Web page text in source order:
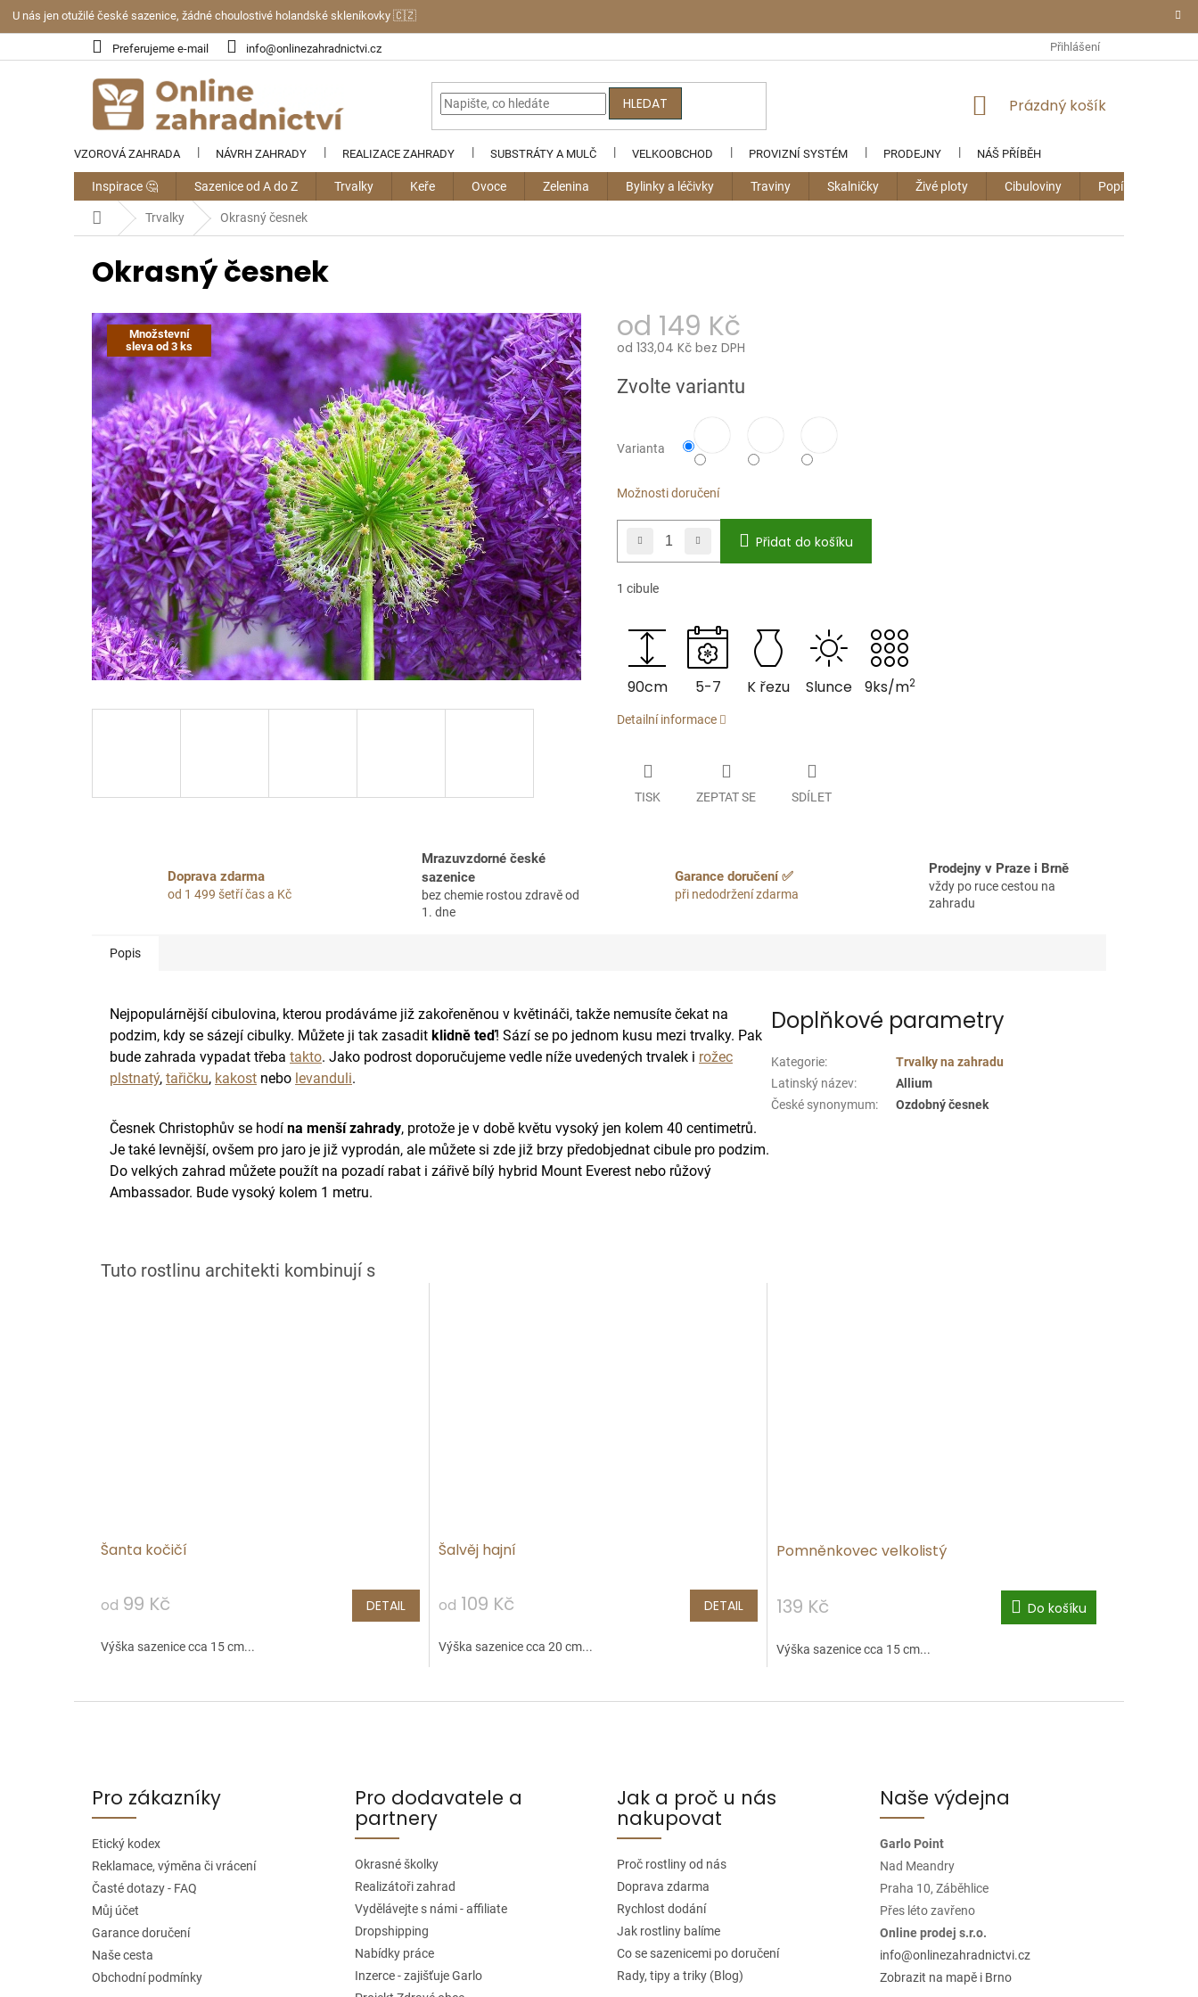
U nás jen otužilé české sazenice, žádné choulostivé holandské skleníkovky 🇨🇿
Preferujeme e-mail info@onlinezahradnictvi.cz
VZOROVÁ ZAHRADA NÁVRH ZAHRADY REALIZACE ZAHRADY SUBSTRÁTY A MULČ VELKOOBCHOD PROVIZNÍ SYSTÉM PRODEJNY NÁŠ PŘÍBĚH
Přihlášení
HLEDAT
NÁKUPNÍ
Prázdný košík
Inspirace 🤔 Sazenice od A do Z Trvalky Keře Ovoce Zelenina Bylinky a léčivky Traviny Skalničky Živé ploty Cibuloviny Popínavky
Domů Trvalky Okrasný česnek
Okrasný česnek
Množstevní
sleva od 3 ks
od 149 Kč
od 133,04 Kč bez DPH
cena:
Zvolte variantu
Varianta
Možnosti doručení
Přidat do košíku
1 cibule
90cm 5-7 K řezu Slunce 9ks/m2
Detailní informace
TISK ZEPTAT SE SDÍLET
Doprava zdarma
od 1 499 šetří čas a Kč
Mrazuvzdorné české
sazenice
bez chemie rostou zdravě od
1. dne
Garance doručení ✅
při nedodržení zdarma
Prodejny v Praze i Brně
vždy po ruce cestou na
zahradu
Popis
Nejpopulárnější cibulovina, kterou prodáváme již zakořeněnou v květináči, takže nemusíte čekat na
podzim, kdy se sázejí cibulky. Můžete ji tak zasadit klidně teď! Sází se po jednom kusu mezi trvalky. Pak
bude zahrada vypadat třeba takto. Jako podrost doporučujeme vedle níže uvedených trvalek i rožec
plstnatý, tařičku, kakost nebo levanduli.
Česnek Christophův se hodí na menší zahrady, protože je v době květu vysoký jen kolem 40 centimetrů.
Je také levnější, ovšem pro jaro je již vyprodán, ale můžete si zde již brzy předobjednat cibule pro podzim.
Do velkých zahrad můžete použít na pozadí rabat i zářivě bílý hybrid Mount Everest nebo růžový
Ambassador. Bude vysoký kolem 1 metru.
Doplňkové parametry
Kategorie:
Trvalky na zahradu
Latinský název:
Allium
České synonymum: Ozdobný česnek
Šanta kočičí
od 99 Kč DETAIL
Výška sazenice cca 15 cm...
Šalvěj hajní
od 109 Kč DETAIL
Výška sazenice cca 20 cm...
Pomněnkovec velkolistý
139 Kč Do košíku
Výška sazenice cca 15 cm...
Pro zákazníky
Etický kodex
Reklamace, výměna či vrácení
Časté dotazy - FAQ
Můj účet
Garance doručení
Naše cesta
Obchodní podmínky
Pro dodavatele a
partnery
Okrasné školky
Realizátoři zahrad
Vydělávejte s námi - affiliate
Dropshipping
Nabídky práce
Inzerce - zajišťuje Garlo
Jak a proč u nás
nakupovat
Proč rostliny od nás
Doprava zdarma
Rychlost dodání
Jak rostliny balíme
Co se sazenicemi po doručení
Rady, tipy a triky (Blog)
Naše výdejna
Garlo Point
Nad Meandry
Praha 10, Záběhlice
Přes léto zavřeno
Online prodej s.r.o.
info@onlinezahradnictvi.cz
Zobrazit na mapě i Brno